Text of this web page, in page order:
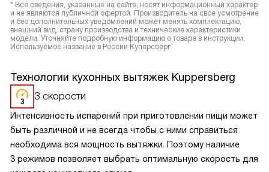
* Все сведения, указанные на сайте, носят информационный характер
и не являются публичной офертой. Производитель на свое усмотрение
и без дополнительных уведомлений может менять комплектацию,
внешний вид, страну производства и технические характеристики
модели. Уточняйте подробную информацию о товаре в инструкции.
Используемое название в России Куперсберг
Технологии кухонных вытяжек Kuppersberg
3 скорости
Интенсивность испарений при приготовлении пищи может
быть различной и не всегда чтобы с ними справиться
необходима вся мощность вытяжки. Поэтому наличие
3 режимов позволяет выбрать оптимальную скорость для